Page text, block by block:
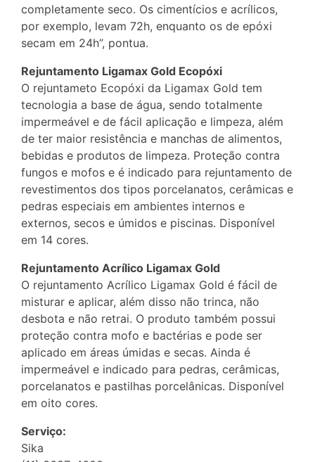
completamente seco. Os cimentícios e acrílicos,
por exemplo, levam 72h, enquanto os de epóxi
secam em 24h”, pontua.
Rejuntamento Ligamax Gold Ecopóxi
O rejuntameto Ecopóxi da Ligamax Gold tem
tecnologia a base de água, sendo totalmente
impermeável e de fácil aplicação e limpeza, além
de ter maior resistência e manchas de alimentos,
bebidas e produtos de limpeza. Proteção contra
fungos e mofos e é indicado para rejuntamento de
revestimentos dos tipos porcelanatos, cerâmicas e
pedras especiais em ambientes internos e
externos, secos e úmidos e piscinas. Disponível
em 14 cores.
Rejuntamento Acrílico Ligamax Gold
O rejuntamento Acrílico Ligamax Gold é fácil de
misturar e aplicar, além disso não trinca, não
desbota e não retrai. O produto também possui
proteção contra mofo e bactérias e pode ser
aplicado em áreas úmidas e secas. Ainda é
impermeável e indicado para pedras, cerâmicas,
porcelanatos e pastilhas porcelânicas. Disponível
em oito cores.
Serviço:
Sika